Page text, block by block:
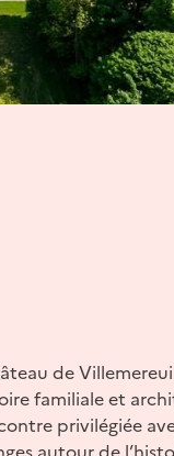
de
familiale et
privilégiée